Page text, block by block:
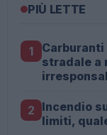
PIÙ LETTE
1
stradale a
2 Incendio
limiti,